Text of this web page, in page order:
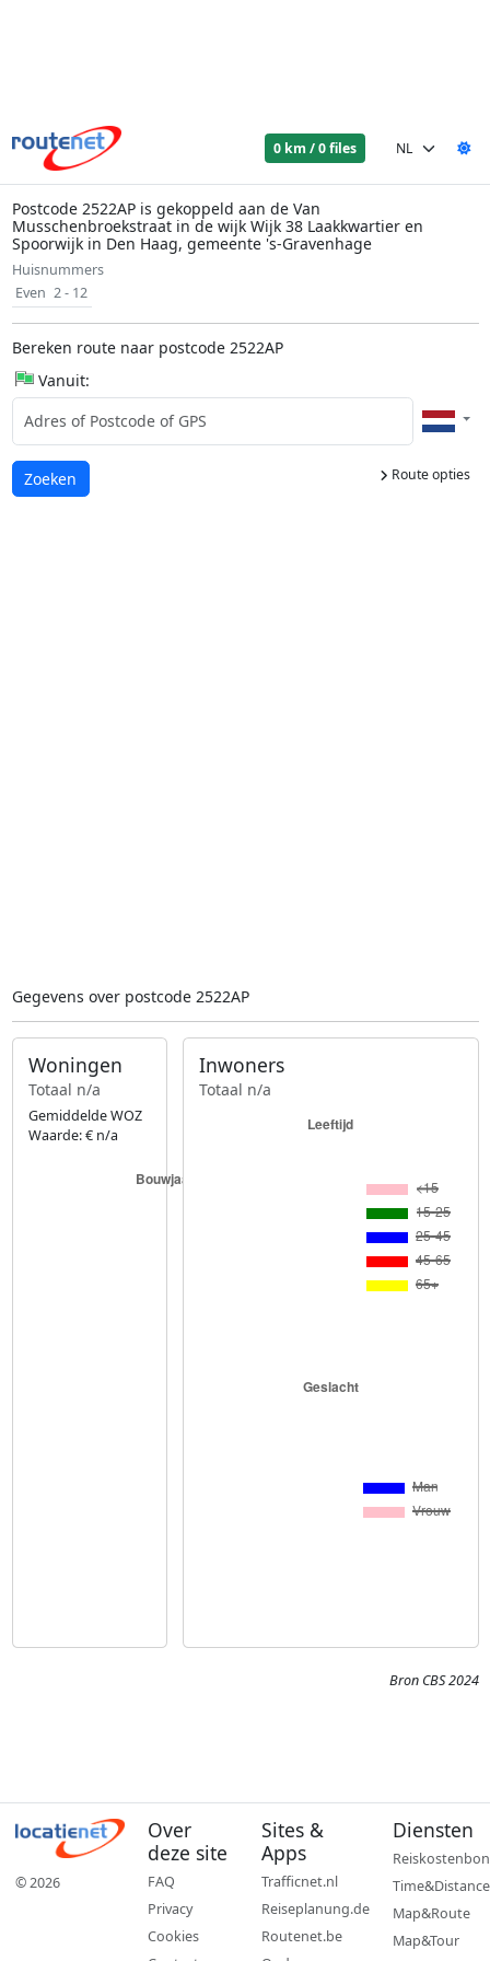
0 km / 0 files
Postcode 2522AP is gekoppeld aan de Van
Musschenbroekstraat in de wijk Wijk 38 Laakkwartier en
Spoorwijk in Den Haag, gemeente 's-Gravenhage
Huisnummers
Even 2 - 12
Bereken route naar postcode 2522AP
Vanuit:
Route opties
Laden...
Zoeken
Gegevens over postcode 2522AP
Woningen
Totaal n/a
Gemiddelde WOZ
Waarde: € n/a
Inwoners
Totaal n/a
Bron CBS 2024
© 2026
Over
deze site
FAQ
Privacy
Cookies
Sites &
Apps
Trafficnet.nl
Reiseplanung.de
Routenet.be
Diensten
Reiskostenbon
Time&Distance
Map&Route
Map&Tour